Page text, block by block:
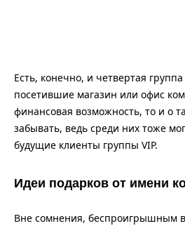
Есть, конечно, и четвертая
посетившие магазин или офис
финансовая возможность, то и о
забывать, ведь среди них тоже
будущие клиенты группы VIP.
Идеи подарков от имени
Вне сомнения, беспроигрышным